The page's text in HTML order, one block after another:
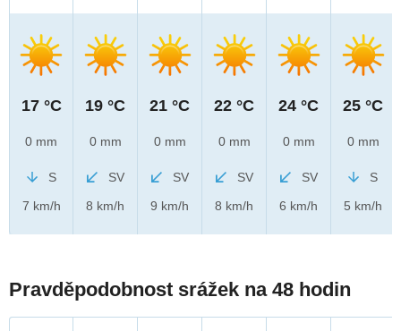
17 °C
0 mm
S
7 km/h
19 °C
0 mm
SV
8 km/h
21 °C
0 mm
SV
9 km/h
22 °C
0 mm
SV
8 km/h
24 °C
0 mm
SV
6 km/h
25 °C
0 mm
S
5 km/h
Pravděpodobnost srážek na 48 hodin